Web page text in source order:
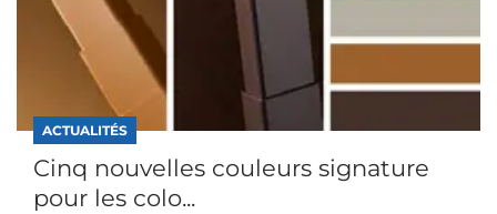
ACTUALITÉS
Cinq nouvelles couleurs signature
pour les colo...